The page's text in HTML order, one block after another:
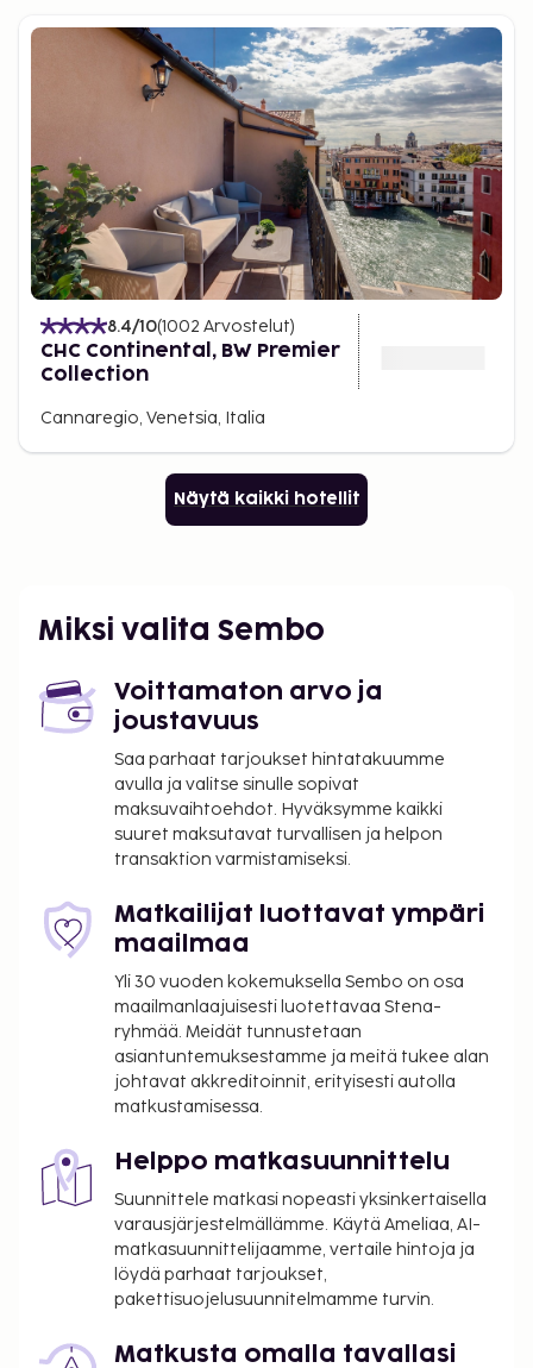
8.4/10(1002 Arvostelut)
CHC Continental, BW Premier
Collection
Cannaregio, Venetsia, Italia
Näytä kaikki hotellit
Miksi valita Sembo
Voittamaton arvo ja
joustavuus
Saa parhaat tarjoukset hintatakuumme
avulla ja valitse sinulle sopivat
maksuvaihtoehdot. Hyväksymme kaikki
suuret maksutavat turvallisen ja helpon
transaktion varmistamiseksi.
Matkailijat luottavat ympäri
maailmaa
Yli 30 vuoden kokemuksella Sembo on osa
maailmanlaajuisesti luotettavaa Stena-
ryhmää. Meidät tunnustetaan
asiantuntemuksestamme ja meitä tukee alan
johtavat akkreditoinnit, erityisesti autolla
matkustamisessa.
Helppo matkasuunnittelu
Suunnittele matkasi nopeasti yksinkertaisella
varausjärjestelmällämme. Käytä Ameliaa, AI-
matkasuunnittelijaamme, vertaile hintoja ja
löydä parhaat tarjoukset,
pakettisuojelusuunnitelmamme turvin.
Matkusta omalla tavallasi